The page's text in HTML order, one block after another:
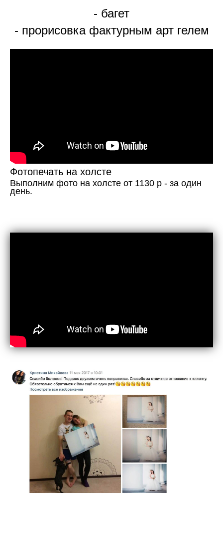
- багет
- прорисовка фактурным арт гелем
Фотопечать на холсте
Выполним фото на холсте от 1130 р - за один
день.